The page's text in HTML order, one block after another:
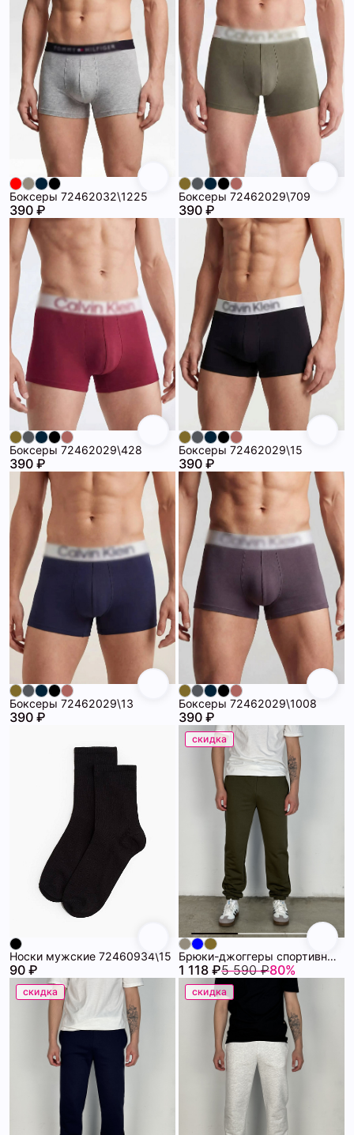
Боксеры 72462032\1225
390 ₽
Боксеры 72462029\709
390 ₽
Боксеры 72462029\428
390 ₽
Боксеры 72462029\15
390 ₽
Боксеры 72462029\13
390 ₽
Боксеры 72462029\1008
390 ₽
Носки мужские 72460934\15
90 ₽
скидка
Брюки-джоггеры спортивные мужские SHOPDAANNA 72459328\709
1 118 ₽5 590 ₽80%
скидка скидка